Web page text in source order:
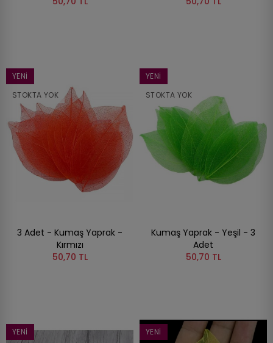
YENI
STOKTA YOK
3 Adet - Kumaş Yaprak -
Kırmızı
50,70 TL
YENI
STOKTA YOK
Kumaş Yaprak - Yeşil - 3
Adet
50,70 TL
YENI
YENI